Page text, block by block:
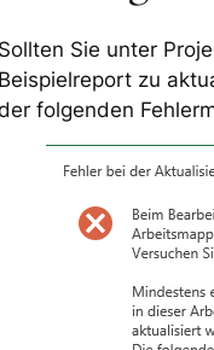
Sie unter
zu
folgenden